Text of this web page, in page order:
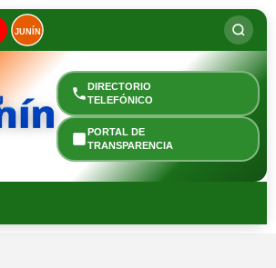
JUNÍN
DIRECTORIO
TELEFÓNICO
PORTAL DE
TRANSPARENCIA